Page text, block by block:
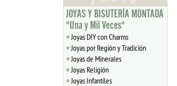
JOYAS Y BISUTERÍA MONTADA
"Una y Mil Veces"
Joyas DIY con Charms
Joyas por Región y Tradición
Joyas de Minerales
Joyas Religión
Joyas Infantiles